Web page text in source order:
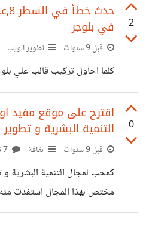
2 في بلوجر
قبل 9 سنوات تطوير الويب
كلما احاول تركيب قالب علي
0
اقترح على موقع
التنمية البشرية و تطوير
قبل 9 سنوات ثقافة
كمحب لمجال التنمية البشرية
مختص بهذا المجال استفدت